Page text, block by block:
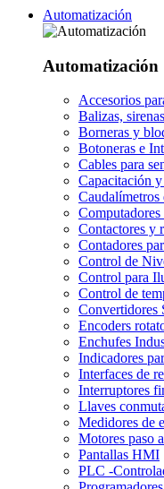
Automatización
Automatización
Accesorios
Balizas,
Borneras y
Botoneras e
Cables para
Capacitación
Caudalímetros
Contactores y
Contadores
Control de
Control para
Control de
Convertidores
Encoders
Enchufes
Indicadores
Interfaces de
Interruptores
Llaves
Medidores de
Motores paso
Pantallas HMI
PLC -